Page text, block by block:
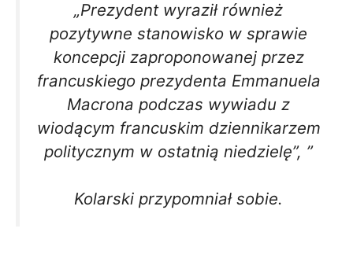
„Prezydent wyraził również
pozytywne stanowisko w sprawie
koncepcji zaproponowanej przez
francuskiego prezydenta Emmanuela
Macrona podczas wywiadu z
wiodącym francuskim dziennikarzem
politycznym w ostatnią niedzielę”, ”
Kolarski przypomniał sobie.